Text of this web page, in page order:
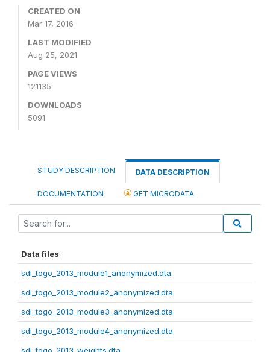
CREATED ON
Mar 17, 2016
LAST MODIFIED
Aug 25, 2021
PAGE VIEWS
121135
DOWNLOADS
5091
STUDY DESCRIPTION DATA DESCRIPTION
DOCUMENTATION GET MICRODATA
Data files
sdi_togo_2013_module1_anonymized.dta
sdi_togo_2013_module2_anonymized.dta
sdi_togo_2013_module3_anonymized.dta
sdi_togo_2013_module4_anonymized.dta